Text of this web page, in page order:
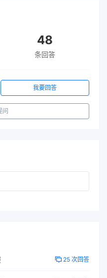
48
条回答
我要回答
问
25 次回答